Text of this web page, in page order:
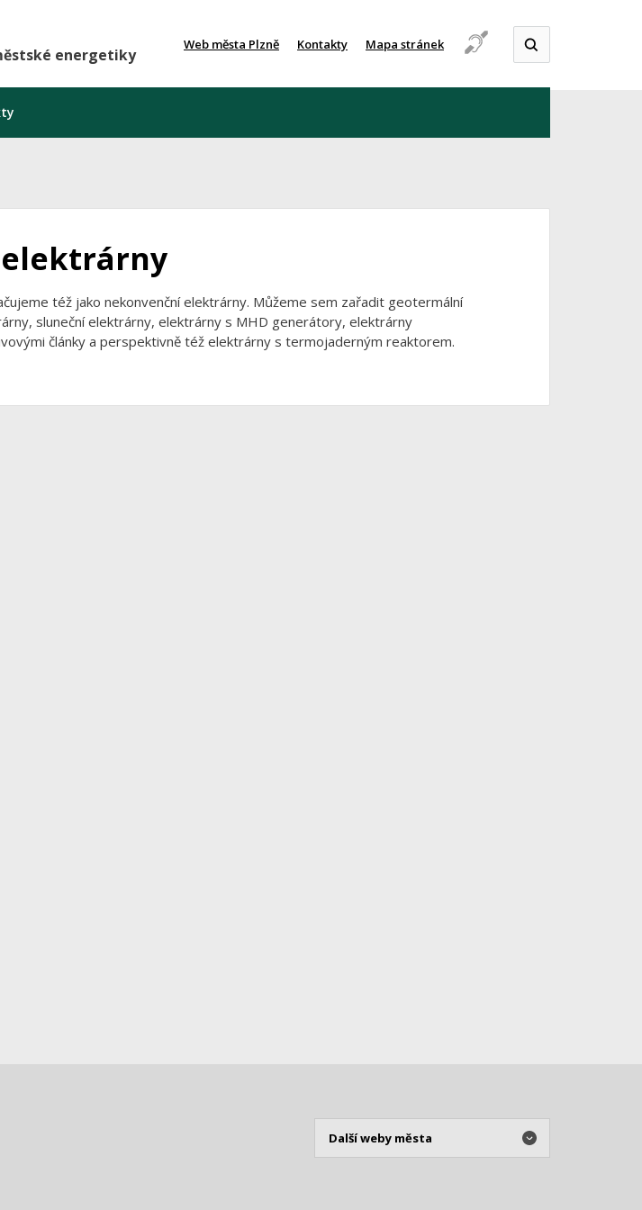
energetiky
Web města Plzně Kontakty Mapa stránek
též jako nekonvenční elektrárny. Můžeme sem zařadit geotermální
sluneční elektrárny, elektrárny s MHD generátory, elektrárny
články a perspektivně též elektrárny s termojaderným reaktorem.